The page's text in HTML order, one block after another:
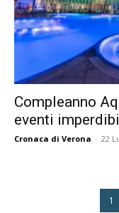
Compleanno
eventi
Cronaca di Verona - 22
1